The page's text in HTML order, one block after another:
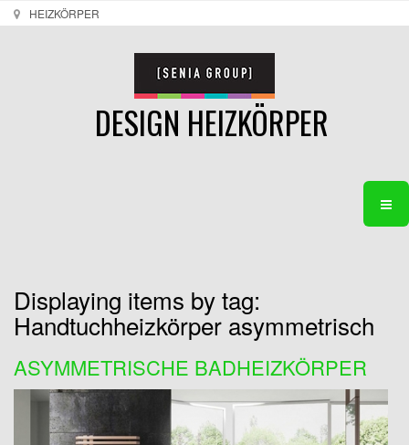
HEIZKÖRPER
DESIGN HEIZKÖRPER
Displaying items by tag:
Handtuchheizkörper asymmetrisch
ASYMMETRISCHE BADHEIZKÖRPER